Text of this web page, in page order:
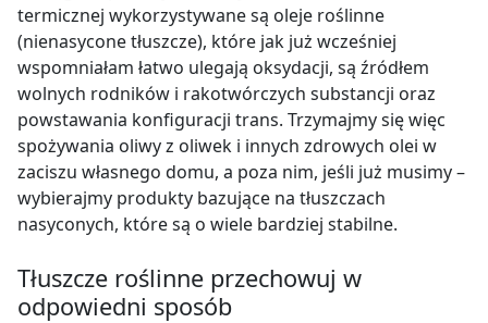
termicznej wykorzystywane są oleje roślinne
(nienasycone tłuszcze), które jak już wcześniej
wspomniałam łatwo ulegają oksydacji, są źródłem
wolnych rodników i rakotwórczych substancji oraz
powstawania konfiguracji trans. Trzymajmy się więc
spożywania oliwy z oliwek i innych zdrowych olei w
zaciszu własnego domu, a poza nim, jeśli już musimy–
wybierajmy produkty bazujące na tłuszczach
nasyconych, które są o wiele bardziej stabilne.
Tłuszcze roślinne przechowuj w
odpowiedni sposób